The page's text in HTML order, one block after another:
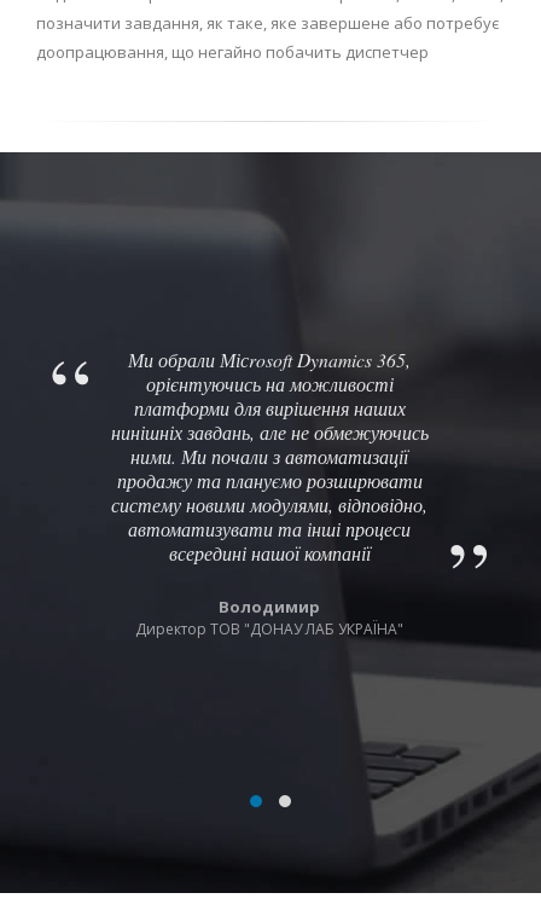
позначити завдання, як таке, яке завершене або потребує
доопрацювання, що негайно побачить диспетчер
Ми обрали Місrosoft Dynamics 365,
орієнтуючись на можливості
платформи для вирішення наших
нинішніх завдань, але не обмежуючись
ними. Ми почали з автоматизації
продажу та плануємо розширювати
систему новими модулями, відповідно,
автоматизувати та інші процеси
всередині нашої компанії
Володимир
Директор ТОВ "ДОНАУ ЛАБ УКРАЇНА"